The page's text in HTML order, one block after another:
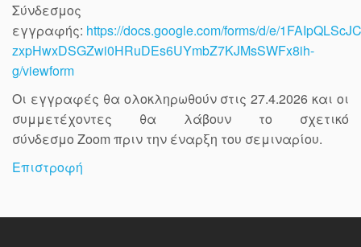
Σύνδεσμος
εγγραφής: https://docs.google.com/forms/d/e/
zxpHwxDSGZwi0HRuDEs6UYmbZ7KJMsSWFx8ih-
g/viewform
Οι εγγραφές θα ολοκληρωθούν στις 27.4.2026 και οι
συμμετέχοντες θα λάβουν το σχετικό
σύνδεσμο Zoom πριν την έναρξη του σεμιναρίου.
Επιστροφή